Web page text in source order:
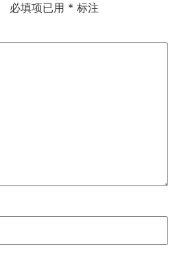
必填项已用 * 标注